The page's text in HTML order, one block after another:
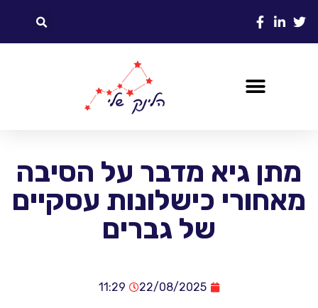
מתן גיא מדבר על הסיבה
מאחורי כישלונות עסקיים
של גברים
22/08/2025
11:29